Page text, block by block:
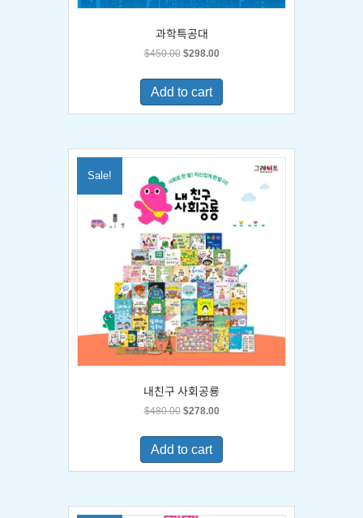
과학특공대
$450.00 Original
was:
$450.00.
$298.00Current
is:
Add to cart
Sale!
내친구 사회공룡
$480.00 Original
was:
$480.00.
$278.00Current
is:
Add to cart